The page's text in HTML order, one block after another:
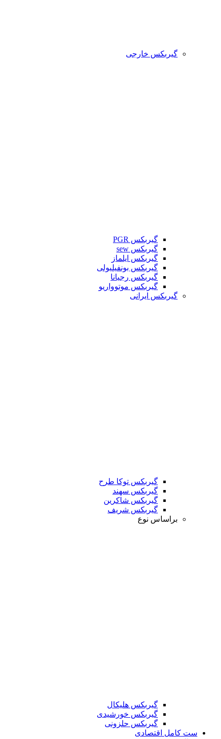
گیربکس خارجی
گیربکس PGR
گیربکس sew
گیربکس ایلماز
گیربکس بونفیلیولی
گیربکس رجیانا
گیربکس موتوواریو
گیربکس ایرانی
گیربکس توکا طرح
گیربکس سهند
گیربکس شاکرین
گیربکس شریف
براساس نوع
گیربکس هلیکال
گیربکس خورشیدی
گیربکس حلزونی
ست کامل اقتصادی